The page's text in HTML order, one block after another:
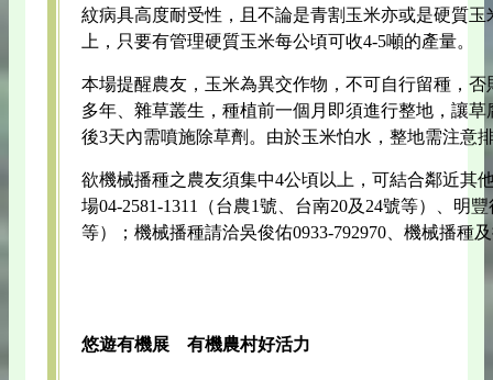
紋病具高度耐受性，且不論是青割玉米亦或是硬質
上，只要有管理硬質玉米每公頃可收4-5噸的產量。
本場提醒農友，玉米為異交作物，不可自行留種，否
多年、雜草叢生，種植前一個月即須進行整地，讓
後3天內需噴施除草劑。由於玉米怕水，整地需注意
欲機械播種之農友須集中4公頃以上，可結合鄰近其
場04-2581-1311（台農1號、台南20及24號等）、明
等）；機械播種請洽吳俊佑0933-792970、機械播種
悠遊有機展 有機農村好活力